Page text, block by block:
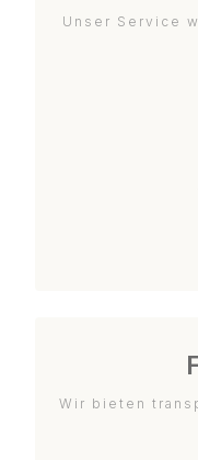
Unser Service
Wir bieten